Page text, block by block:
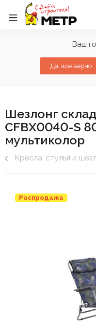
Ваш
Да, все верно
Шезлонг
CFBX0040-S
мультиколор
Кресла, стулья и
Распродажа